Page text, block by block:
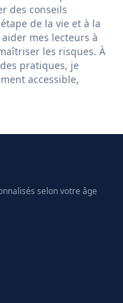
des conseils
de la vie et à la
mes lecteurs à
les risques. À
pratiques, je
accessible,
selon votre âge